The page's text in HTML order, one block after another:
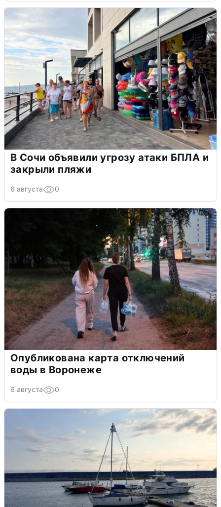
В Сочи объявили угрозу атаки БПЛА и
закрыли пляжи
6 августа 0
Опубликована карта отключений
воды в Воронеже
6 августа 0